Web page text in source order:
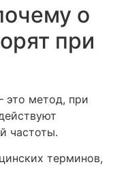
о
при
это метод, при
частоты.
терминов,